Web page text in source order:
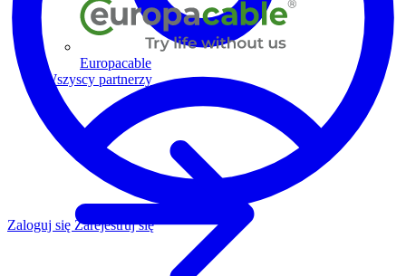
Europacable
Wszyscy partnerzy
Zaloguj się Zarejestruj się